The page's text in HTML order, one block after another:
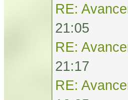
RE:
21:05
RE:
21:17
RE: